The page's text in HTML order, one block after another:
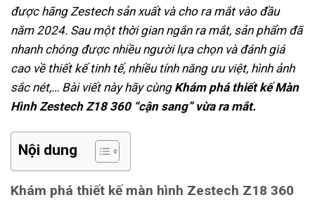
được hãng Zestech sản xuất và cho ra mắt vào đầu
năm 2024. Sau một thời gian ngắn ra mắt, sản phẩm đã
nhanh chóng được nhiều người lựa chọn và đánh giá
cao về thiết kế tinh tế, nhiều tính năng ưu việt, hình ảnh
sắc nét,… Bài viết này hãy cùng Khám phá thiết kế Màn
Hình Zestech Z18 360 “cận sang” vừa ra mắt.
Nội dung
Khám phá thiết kế màn hình Zestech Z18 360